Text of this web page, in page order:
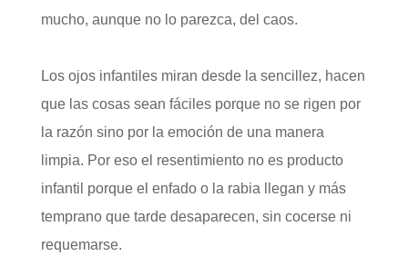
mucho, aunque no lo parezca, del caos.
Los ojos infantiles miran desde la sencillez, hacen
que las cosas sean fáciles porque no se rigen por
la razón sino por la emoción de una manera
limpia. Por eso el resentimiento no es producto
infantil porque el enfado o la rabia llegan y más
temprano que tarde desaparecen, sin cocerse ni
requemarse.